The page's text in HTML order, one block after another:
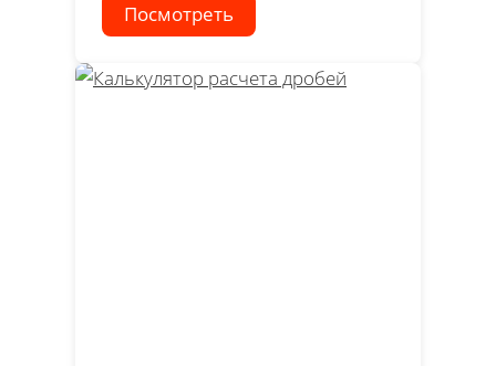
Посмотреть